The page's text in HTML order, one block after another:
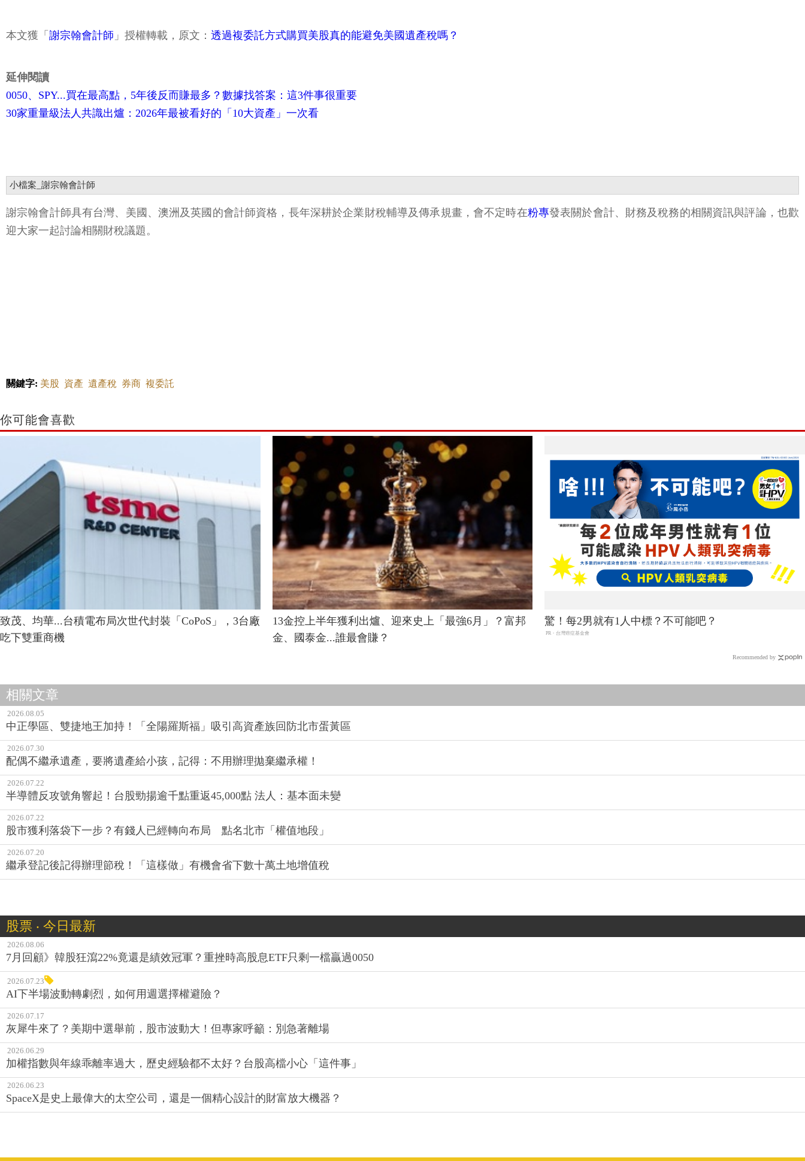
本文獲「 謝宗翰會計師 」授權轉載，原文： 透過複委託方式購買美股真的能避免美國遺產稅嗎？
延伸閱讀
0050、SPY...買在最高點，5年後反而賺最多？數據找答案：這3件事很重要
30家重量級法人共識出爐：2026年最被看好的「10大資產」一次看
小檔案_謝宗翰會計師
謝宗翰會計師具有台灣、美國、澳洲及英國的會計師資格，長年深耕於企業財稅輔導及傳承規畫，會不定時在粉專發表關於會計、財務及稅務的相關資訊與評論，也歡
迎大家一起討論相關財稅議題。
關鍵字: 美股 資產 遺產稅 券商 複委託
你可能會喜歡
致茂、均華...台積電布局次世代封裝「CoPoS」，3台廠
吃下雙重商機
13金控上半年獲利出爐、迎來史上「最強6月」？富邦
金、國泰金...誰最會賺？
驚！每2男就有1人中標？不可能吧？
PR・台灣癌症基金會
Recommended by
相關文章
2026.08.05
中正學區、雙捷地王加持！「全陽羅斯福」吸引高資產族回防北市蛋黃區
2026.07.30
配偶不繼承遺產，要將遺產給小孩，記得：不用辦理拋棄繼承權！
2026.07.22
半導體反攻號角響起！台股勁揚逾千點重返45,000點 法人：基本面未變
2026.07.22
股市獲利落袋下一步？有錢人已經轉向布局 點名北市「權值地段」
2026.07.20
繼承登記後記得辦理節稅！「這樣做」有機會省下數十萬土地增值稅
股票 ‧ 今日最新
2026.08.06
7月回顧》韓股狂瀉22%竟還是績效冠軍？重挫時高股息ETF只剩一檔贏過0050
2026.07.23
AI下半場波動轉劇烈，如何用週選擇權避險？
2026.07.17
灰犀牛來了？美期中選舉前，股市波動大！但專家呼籲：別急著離場
2026.06.29
加權指數與年線乖離率過大，歷史經驗都不太好？台股高檔小心「這件事」
2026.06.23
SpaceX是史上最偉大的太空公司，還是一個精心設計的財富放大機器？